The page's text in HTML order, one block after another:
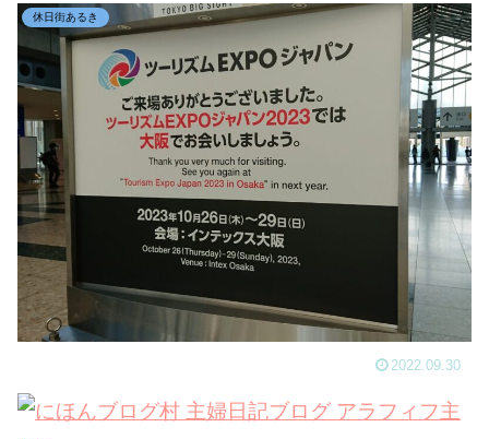
休日街あるき
2022.09.30